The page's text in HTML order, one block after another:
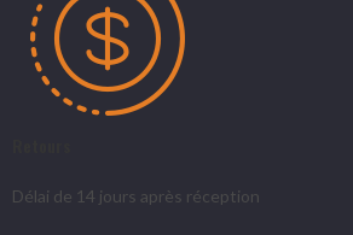
Délai de 14 jours après réception